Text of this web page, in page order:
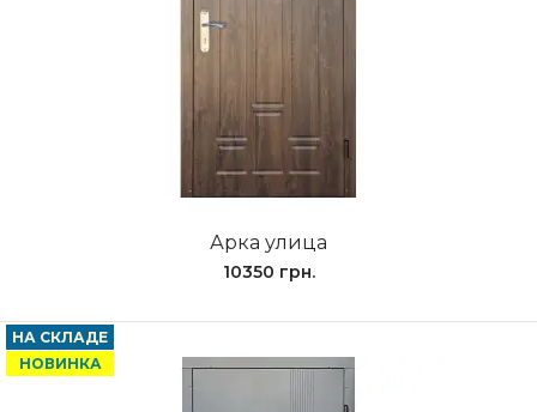
Арка улица
10350 грн.
НА СКЛАДЕ
НОВИНКА